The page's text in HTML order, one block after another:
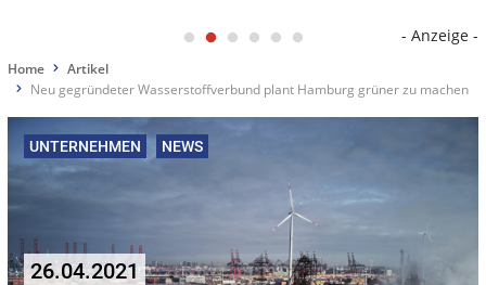
- Anzeige -
Home
Artikel
Neu gegründeter Wasserstoffverbund plant Hamburg grüner zu machen
UNTERNEHMEN NEWS
26.04.2021